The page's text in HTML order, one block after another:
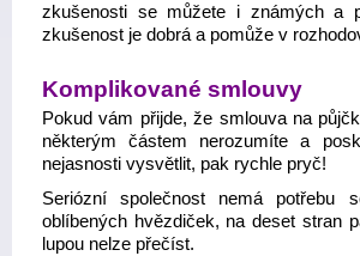
zkušenosti se můžete i známých a
zkušenost je dobrá a pomůže v
Komplikované smlouvy
Pokud vám přijde, že smlouva na
některým částem nerozumíte a
nejasnosti vysvětlit, pak rychle pryč!
Seriózní společnost nemá potřebu
oblíbených hvězdiček, na deset stran
lupou nelze přečíst.